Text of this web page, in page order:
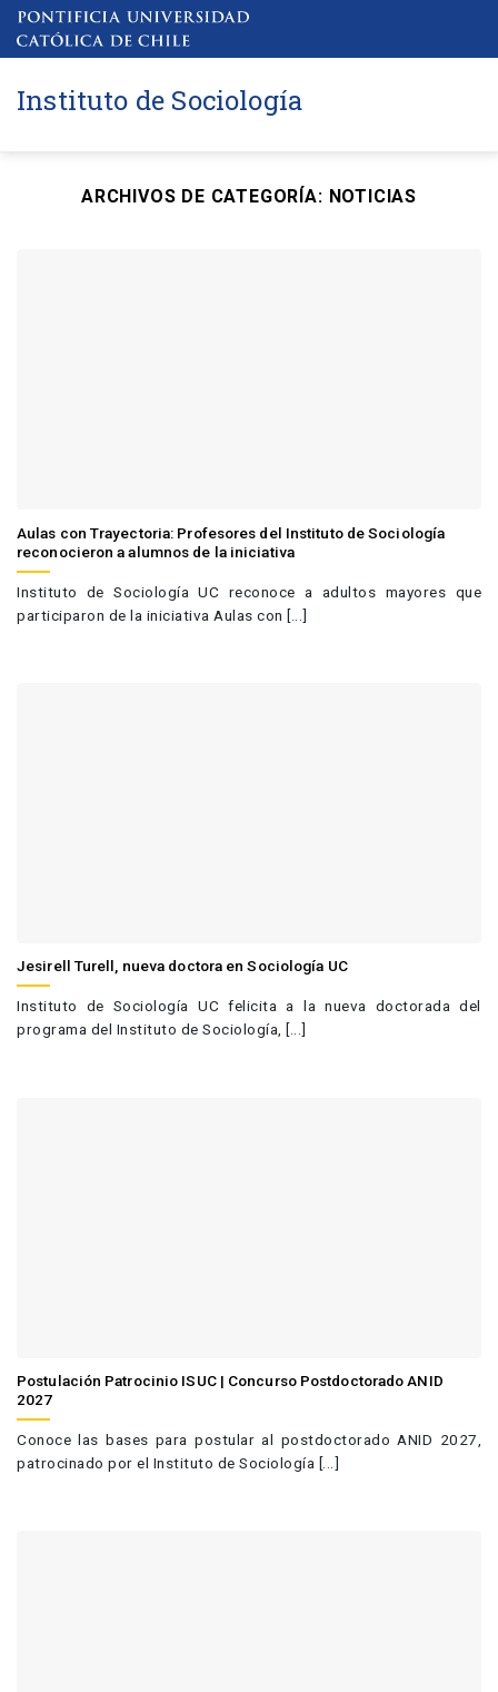
Saltar
Instituto de Sociología
ARCHIVOS DE CATEGORÍA: NOTICIAS
Aulas con Trayectoria: Profesores del Instituto de Sociología
reconocieron a alumnos de la iniciativa
Instituto de Sociología UC reconoce a adultos mayores que
participaron de la iniciativa Aulas con [...]
Jesirell Turell, nueva doctora en Sociología UC
Instituto de Sociología UC felicita a la nueva doctorada del
programa del Instituto de Sociología, [...]
Postulación Patrocinio ISUC | Concurso Postdoctorado ANID
2027
Conoce las bases para postular al postdoctorado ANID 2027,
patrocinado por el Instituto de Sociología [...]